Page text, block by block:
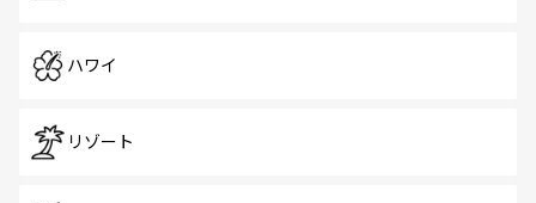
ハワイ
リゾート